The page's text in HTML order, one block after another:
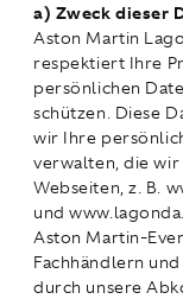
a) Zweck dieser
Aston Martin
respektiert Ihre
persönlichen
schützen. Diese
wir Ihre
verwalten, die
Webseiten, z. B.
und
Aston Martin-
Fachhändlern
durch unsere